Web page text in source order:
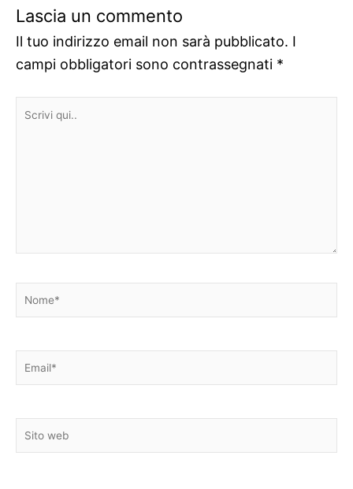
Lascia un commento
Il tuo indirizzo email non sarà pubblicato. I
campi obbligatori sono contrassegnati *
Scrivi
Nome*
Email*
Sito
web